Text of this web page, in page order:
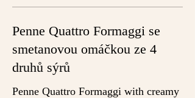
Penne Quattro Formaggi se
smetanovou omáčkou ze 4
druhů sýrů
Penne Quattro Formaggi with creamy